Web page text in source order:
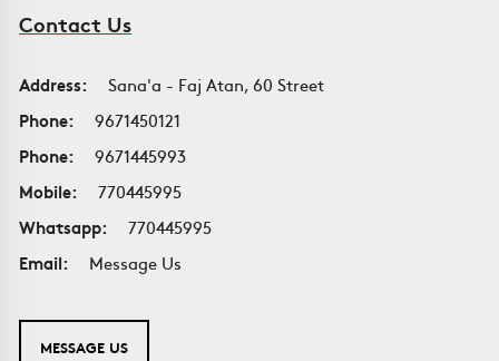
Contact Us
Address:
Sana'a - Faj Atan, 60 Street
Phone:
9671450121
Phone:
9671445993
Mobile:
770445995
Whatsapp:
770445995
Email:
Message Us
MESSAGE US